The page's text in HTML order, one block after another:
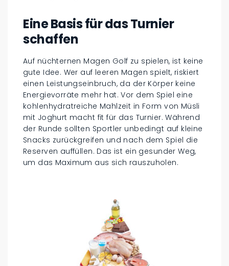
Eine Basis für das Turnier
schaffen
Auf nüchternen Magen Golf zu spielen, ist keine
gute Idee. Wer auf leeren Magen spielt, riskiert
einen Leistungseinbruch, da der Körper keine
Energievorräte mehr hat. Vor dem Spiel eine
kohlenhydratreiche Mahlzeit in Form von Müsli
mit Joghurt macht fit für das Turnier. Während
der Runde sollten Sportler unbedingt auf kleine
Snacks zurückgreifen und nach dem Spiel die
Reserven auffüllen. Das ist ein gesunder Weg,
um das Maximum aus sich rauszuholen.